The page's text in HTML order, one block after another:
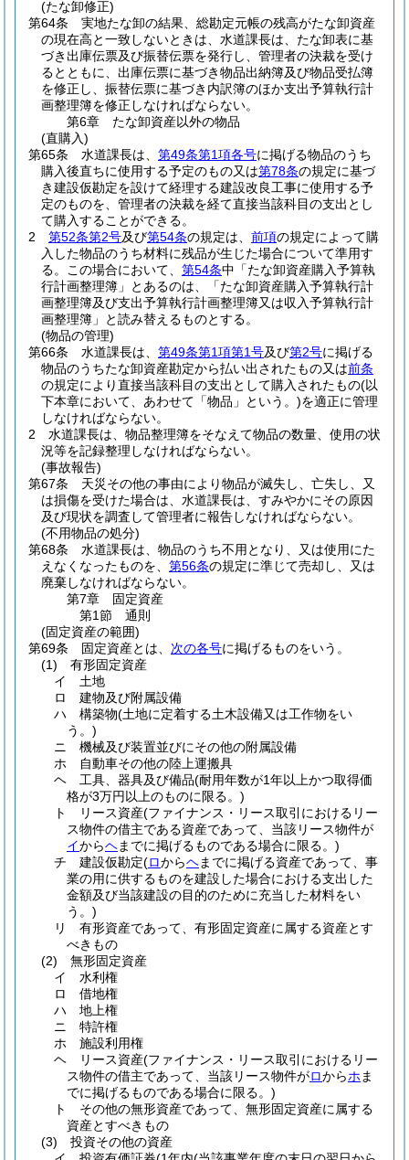
(たな卸修正)
第64条
実地たな卸の結果、総勘定元帳の残高がたな卸資産
の現在高と一致しないときは、水道課長は、たな卸表に基
づき出庫伝票及び振替伝票を発行し、管理者の決裁を受け
るとともに、出庫伝票に基づき物品出納簿及び物品受払簿
を修正し、振替伝票に基づき内訳簿のほか支出予算執行計
画整理簿を修正しなければならない。
第6章
たな卸資産以外の物品
(直購入)
第65条
水道課長は、 第49条第1項各号に掲げる物品のうち
購入後直ちに使用する予定のもの又は第78条の規定に基づ
き建設仮勘定を設けて経理する建設改良工事に使用する予
定のものを、管理者の決裁を経て直接当該科目の支出とし
て購入することができる。
2
第52条第2号及び第54条の規定は、 前項の規定によって購
入した物品のうち材料に残品が生じた場合について準用す
る。
この場合において、 第54条中「たな卸資産購入予算執
行計画整理簿」とあるのは、「たな卸資産購入予算執行計
画整理簿及び支出予算執行計画整理簿又は収入予算執行計
画整理簿」と読み替えるものとする。
(物品の管理)
第66条
水道課長は、 第49条第1項第1号及び第2号に掲げる
物品のうちたな卸資産勘定から払い出されたもの又は前条
の規定により直接当該科目の支出として購入されたもの(以
下本章において、あわせて「物品」という。)を適正に管理
しなければならない。
2
水道課長は、物品整理簿をそなえて物品の数量、使用の状
況等を記録整理しなければならない。
(事故報告)
第67条
天災その他の事由により物品が滅失し、亡失し、又
は損傷を受けた場合は、水道課長は、すみやかにその原因
及び現状を調査して管理者に報告しなければならない。
(不用物品の処分)
第68条
水道課長は、物品のうち不用となり、又は使用にた
えなくなったものを、 第56条の規定に準じて売却し、又は
廃棄しなければならない。
第7章
固定資産
第1節
通則
(固定資産の範囲)
第69条
固定資産とは、 次の各号に掲げるものをいう。
(1)
有形固定資産
イ
土地
ロ
建物及び附属設備
ハ
構築物(土地に定着する土木設備又は工作物をい
う。)
ニ
機械及び装置並びにその他の附属設備
ホ
自動車その他の陸上運搬具
ヘ
工具、器具及び備品(耐用年数が1年以上かつ取得価
格が3万円以上のものに限る。)
ト
リース資産(ファイナンス・リース取引におけるリー
ス物件の借主である資産であって、当該リース物件が
イからヘまでに掲げるものである場合に限る。)
チ
建設仮勘定(ロからヘまでに掲げる資産であって、事
業の用に供するものを建設した場合における支出した
金額及び当該建設の目的のために充当した材料をい
う。)
リ
有形資産であって、有形固定資産に属する資産とす
べきもの
(2)
無形固定資産
イ
水利権
ロ
借地権
ハ
地上権
ニ
特許権
ホ
施設利用権
ヘ
リース資産(ファイナンス・リース取引におけるリー
ス物件の借主であって、当該リース物件がロからホ ま
でに掲げるものである場合に限る。)
ト
その他の無形資産であって、無形固定資産に属する
資産とすべきもの
(3)
投資その他の資産